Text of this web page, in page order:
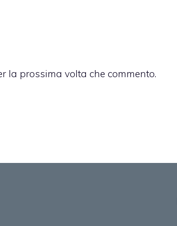
la prossima volta che commento.